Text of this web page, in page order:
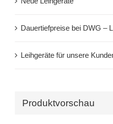
Dauertiefpreise bei DWG –
Leihgeräte für unsere
Produktvorschau